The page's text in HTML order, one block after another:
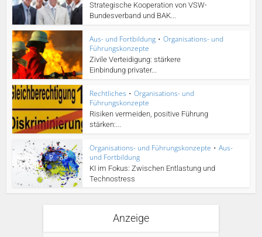
Strategische Kooperation von VSW-
Bundesverband und BAK...
Aus- und Fortbildung • Organisations- und
Führungskonzepte
Zivile Verteidigung: stärkere
Einbindung privater...
Rechtliches • Organisations- und
Führungskonzepte
Risiken vermeiden, positive Führung
stärken:...
Organisations- und Führungskonzepte • Aus-
und Fortbildung
KI im Fokus: Zwischen Entlastung und
Technostress
Anzeige